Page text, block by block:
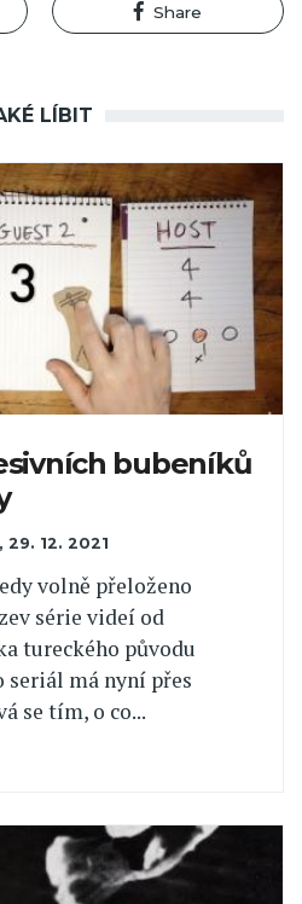
Share
LÍBIT
bubeníků
, 29. 12. 2021
volně přeloženo
série videí od
tureckého původu
seriál má nyní přes
se tím, o co...